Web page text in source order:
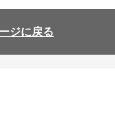
ジに戻る